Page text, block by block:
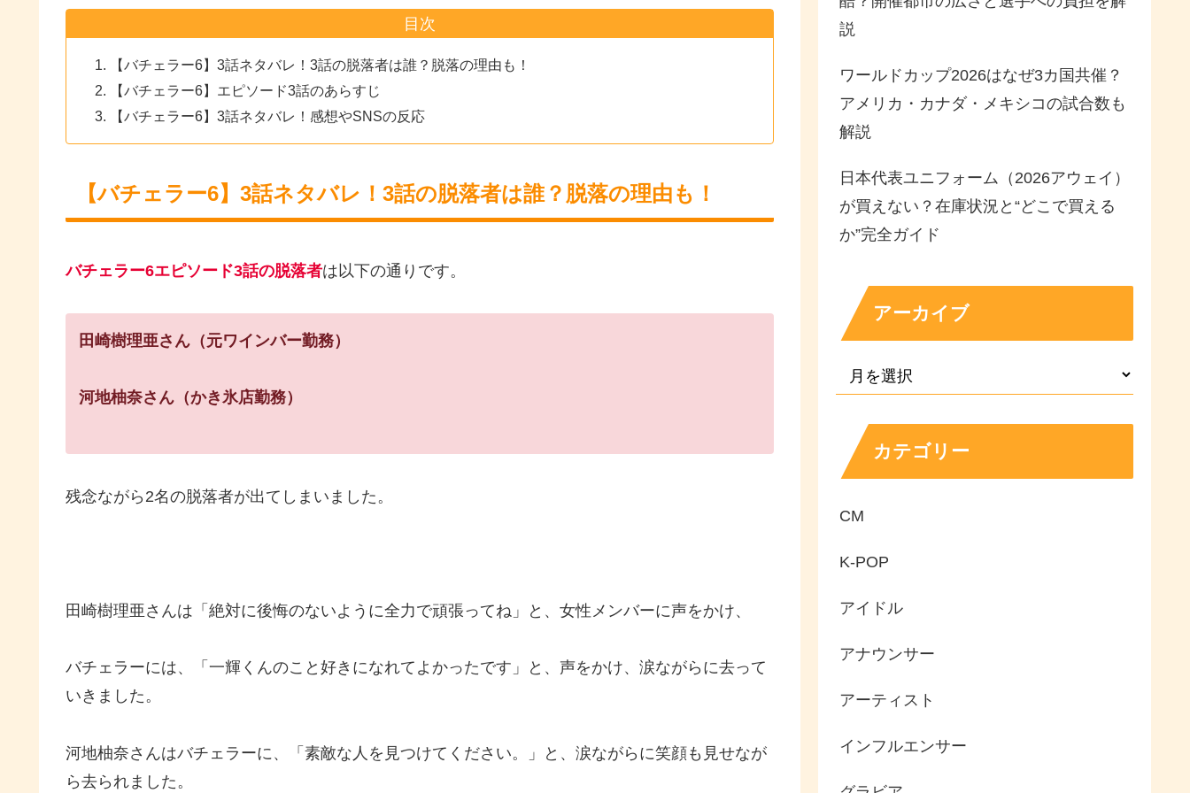
目次
【バチェラー6】3話ネタバレ！3話の脱落者は誰？脱落の理由も！
【バチェラー6】エピソード3話のあらすじ
【バチェラー6】3話ネタバレ！感想やSNSの反応
【バチェラー6】3話ネタバレ！3話の脱落者は誰？脱落の理由も！
バチェラー6エピソード3話の脱落者は以下の通りです。
田崎樹理亜さん（元ワインバー勤務）
河地柚奈さん（かき氷店勤務）
残念ながら2名の脱落者が出てしまいました。
田崎樹理亜さんは「絶対に後悔のないように全力で頑張ってね」と、女性メンバーに声をかけ、
バチェラーには、「一輝くんのこと好きになれてよかったです」と、声をかけ、涙ながらに去って
いきました。
河地柚奈さんはバチェラーに、「素敵な人を見つけてください。」と、涙ながらに笑顔も見せなが
ら去られました。
説
ワールドカップ2026はなぜ3カ国共催？
アメリカ・カナダ・メキシコの試合数も
解説
日本代表ユニフォーム（2026アウェイ）
が買えない？在庫状況と“どこで買える
か”完全ガイド
アーカイブ
カテゴリー
CM
K-POP
アイドル
アナウンサー
アーティスト
インフルエンサー